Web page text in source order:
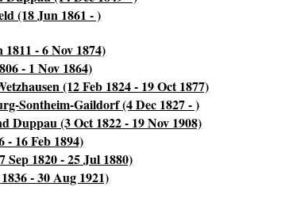
(18 Jun 1861 - )
- 6 Nov 1874)
- 1 Nov 1864)
(12 Feb 1824 - 19 Oct 1877)
Sontheim-Gaildorf (4 Dec 1827 - )
(3 Oct 1822 - 19 Nov 1908)
- 16 Feb 1894)
1820 - 25 Jul 1880)
- 30 Aug 1921)